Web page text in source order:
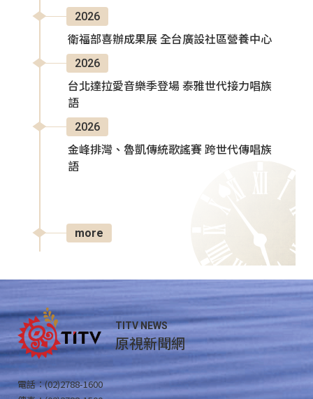
2026
衛福部喜辦成果展 全台廣設社區營養中心
2026
台北達拉愛音樂季登場 泰雅世代接力唱族
語
2026
金峰排灣、魯凱傳統歌謠賽 跨世代傳唱族
語
more
TITV NEWS
原視新聞網
電話：(02)2788-1600